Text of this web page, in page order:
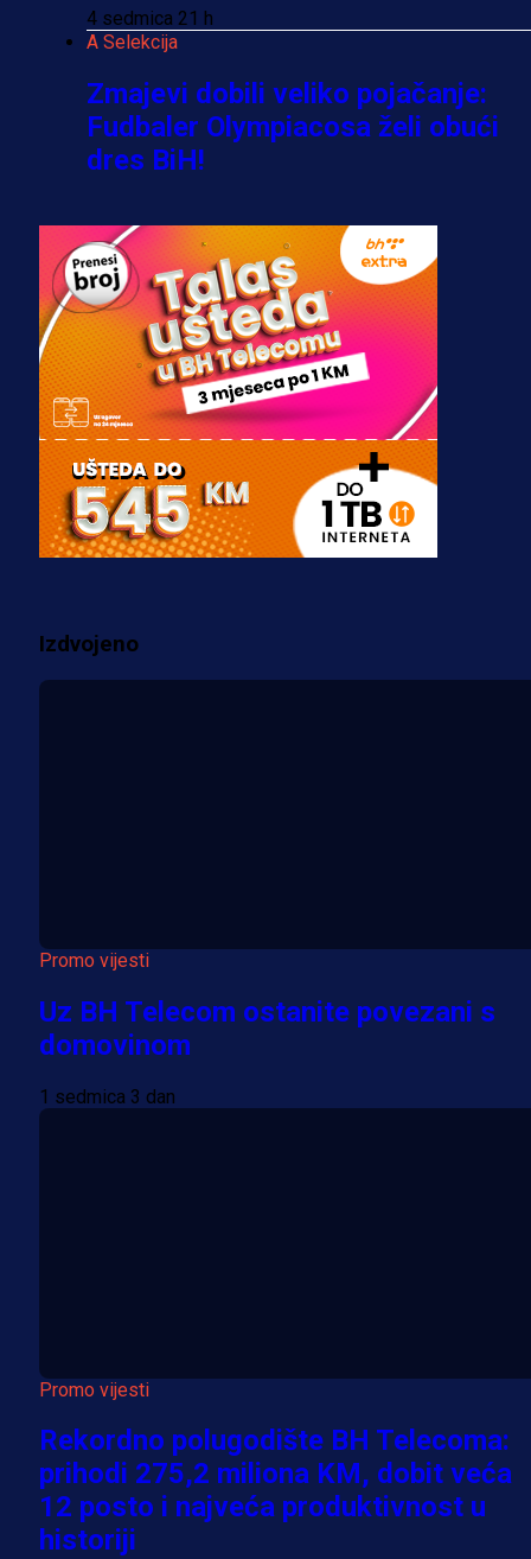
4 sedmica 21 h
A Selekcija
Zmajevi dobili veliko pojačanje:
Fudbaler Olympiacosa želi obući
dres BiH!
Premijer liga BiH
Misimović priveden: SIPA ga tereti
za pranje novca, pretresaju
prostorije FK Borac!
2 sedmica 3 dan
Reprezentacije
Bio je uhapšen s Tijanom Ajfon u
BiH, a sada sudi finale Svjetskog
prvenstva!
Više vijesti
Izdvojeno
Promo vijesti
Uz BH Telecom ostanite povezani s
domovinom
1 sedmica 3 dan
Promo vijesti
Rekordno polugodište BH Telecoma:
prihodi 275,2 miliona KM, dobit veća
12 posto i najveća produktivnost u
historiji